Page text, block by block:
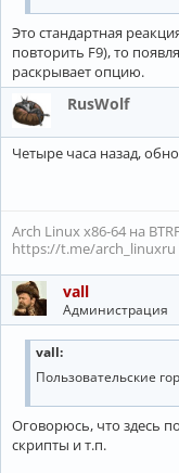
Это стандартная
повторить F9), то
раскрывает опцию.
RusWolf
Четыре часа назад,
Arch Linux x86-64 на
https://t.me/arch_linuxru
vall
Администрация
vall:
Пользовательские
Оговорюсь, что здесь
скрипты и т.п.